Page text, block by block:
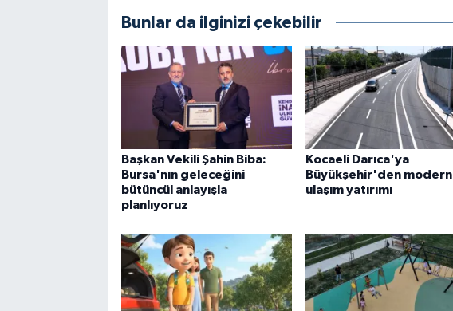
Bunlar da ilginizi çekebilir
Başkan Vekili Şahin Biba:
Bursa'nın geleceğini
bütüncül anlayışla
planlıyoruz
Kocaeli Darıca'ya
Büyükşehir'den modern
ulaşım yatırımı